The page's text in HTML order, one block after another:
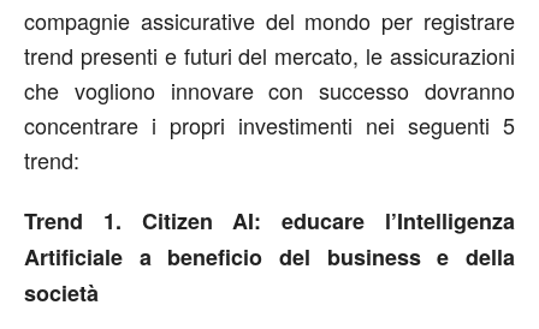
compagnie assicurative del mondo per registrare
trend presenti e futuri del mercato, le assicurazioni
che vogliono innovare con successo dovranno
concentrare i propri investimenti nei seguenti 5
trend:
Trend 1. Citizen AI: educare l’Intelligenza
Artificiale a beneficio del business e della
società